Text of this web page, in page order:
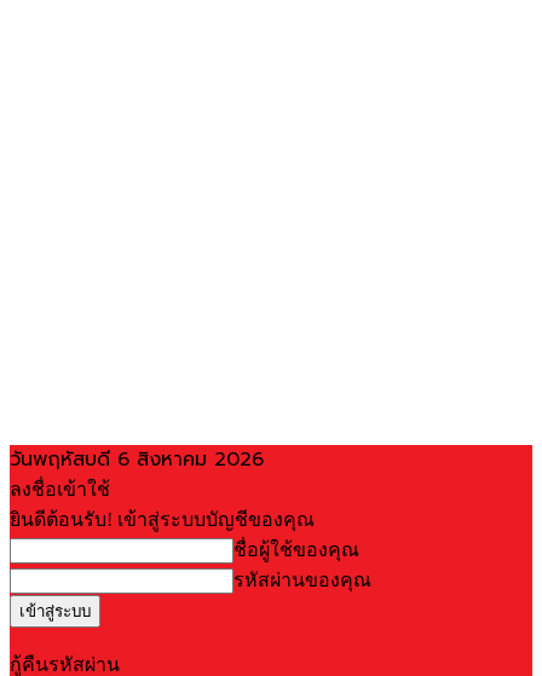
วันพฤหัสบดี 6 สิงหาคม 2026
ลงชื่อเข้าใช้
ยินดีต้อนรับ! เข้าสู่ระบบบัญชีของคุณ
ชื่อผู้ใช้ของคุณ
รหัสผ่านของคุณ
กู้คืนรหัสผ่าน